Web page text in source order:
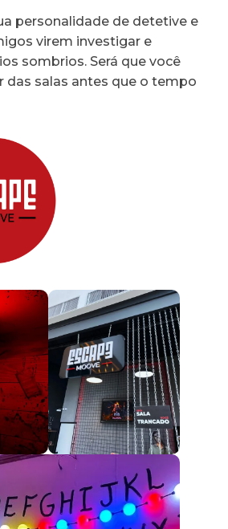
personalidade de detetive e
virem investigar e
sombrios. Será que você
das salas antes que o tempo